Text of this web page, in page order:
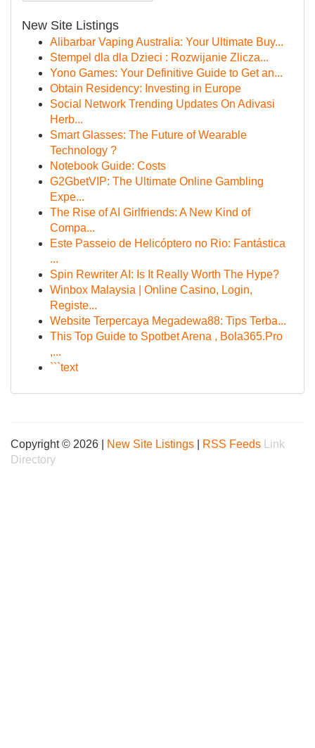
New Site Listings
Alibarbar Vaping Australia: Your Ultimate Buy...
Stempel dla dla Dzieci : Rozwijanie Zlicza...
Yono Games: Your Definitive Guide to Get an...
Obtain Residency: Investing in Europe
Social Network Trending Updates On Adivasi
Herb...
Smart Glasses: The Future of Wearable
Technology ?
Notebook Guide: Costs
G2GbetVIP: The Ultimate Online Gambling
Expe...
The Rise of AI Girlfriends: A New Kind of
Compa...
Este Passeio de Helicóptero no Rio: Fantástica
...
Spin Rewriter AI: Is It Really Worth The Hype?
Winbox Malaysia | Online Casino, Login,
Registe...
Website Terpercaya Megadewa88: Tips Terba...
This Top Guide to Spotbet Arena , Bola365.Pro
,...
```text
Copyright © 2026 | New Site Listings RSS Feeds
Link
Directory